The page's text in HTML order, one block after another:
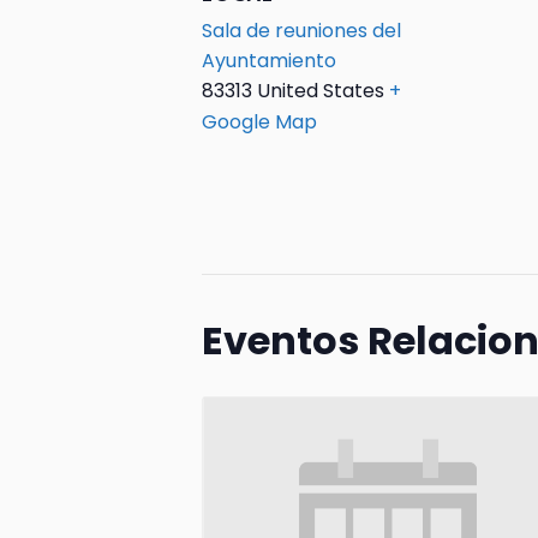
Sala de reuniones del
Ayuntamiento
83313 United States +
Google Map
Eventos